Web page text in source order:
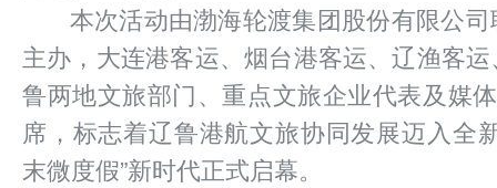
本次活动由渤海轮渡集团股份有限公
主办，大连港客运、烟台港客运、辽渔客
鲁两地文旅部门、重点文旅企业代表及媒
席，标志着辽鲁港航文旅协同发展迈入全
末微度假”新时代正式启幕。